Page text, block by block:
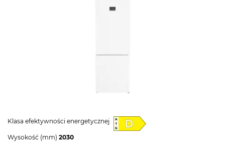
Klasa efektywności energetycznej
Wysokość (mm) 2030